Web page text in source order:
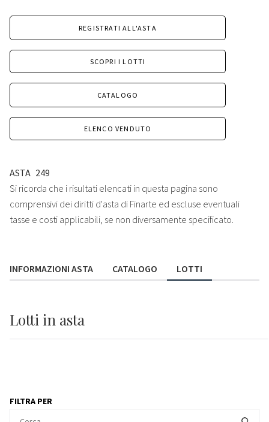
REGISTRATI ALL'ASTA
SCOPRI I LOTTI
CATALOGO
ELENCO VENDUTO
ASTA 249
Si ricorda che i risultati elencati in questa pagina sono
comprensivi dei diritti d'asta di Finarte ed escluse eventuali
tasse e costi applicabili, se non diversamente specificato.
INFORMAZIONI ASTA CATALOGO LOTTI
Lotti in asta
FILTRA PER